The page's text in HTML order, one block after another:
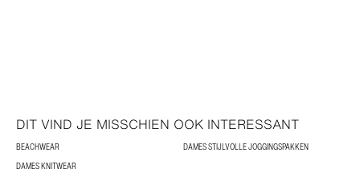
DIT VIND JE MISSCHIEN OOK INTERESSANT
BEACHWEAR
DAMES STIJLVOLLE JOGGINGSPAKKEN
DAMES KNITWEAR